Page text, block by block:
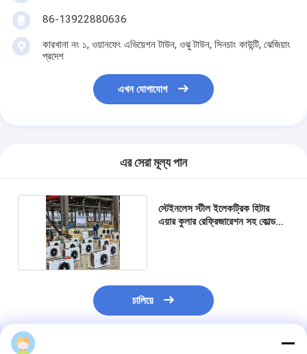
86-13922880636
কারখানা নং ১, ওয়ানফেং এভিয়েশন টাউন, ওঝু টাউন, সিনচাং কাউন্টি, ঝেজিয়াং
প্রদেশ
এখন যোগাযোগ
এর সেরা মূল্য পান
স্টেইনলেস স্টীল ইলেকট্রিক হিটার
এয়ার কুলার রেফ্রিজারেশন সহ কোল্ড
চালিয়ে